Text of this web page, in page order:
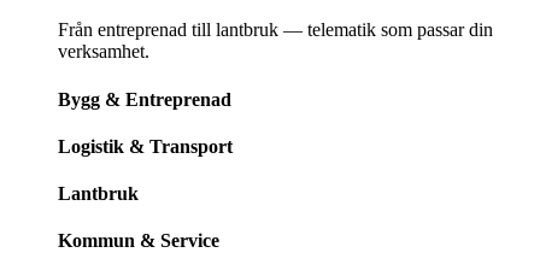
Från entreprenad till lantbruk — telematik som passar din
verksamhet.
Bygg & Entreprenad
Logistik & Transport
Lantbruk
Kommun & Service